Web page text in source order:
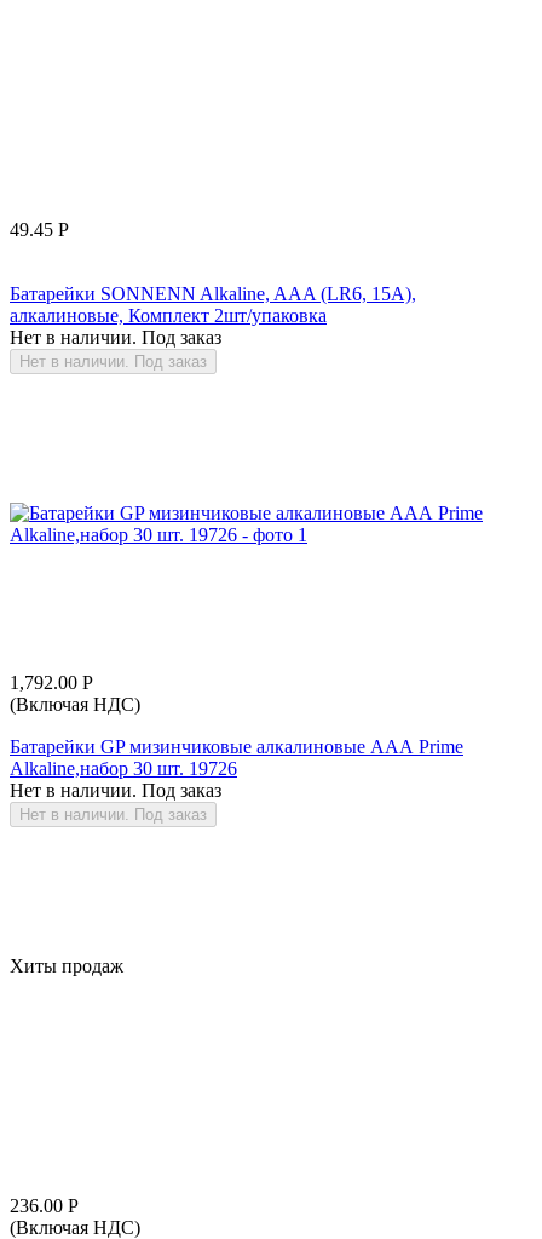
49.45 Р
Батарейки SONNENN Alkaline, AAA (LR6, 15А),
алкалиновые, Комплект 2шт/упаковка
Нет в наличии. Под заказ
Нет в наличии. Под заказ
1,792.00 Р
(Включая НДС)
Батарейки GP мизинчиковые алкалиновые АAА Prime
Alkaline,набор 30 шт. 19726
Нет в наличии. Под заказ
Нет в наличии. Под заказ
Хиты продаж
236.00 Р
(Включая НДС)